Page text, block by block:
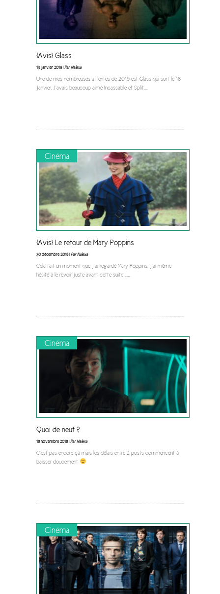
[Avis] Glass
13 janvier 2019 |Par Nalexa
Une de mes nombreuses attentes de 2019 est Glass qui sort le 16
janvier. J’avais beaucoup aimé Incassable et Split....
Cinéma
[Avis] Le retour de Mary Poppins
30 décembre 2018 |Par Nalexa
Cela fait un moment que j’ai regardé Mary Poppins, j’ai même
hésité à le revoir juste avant cette suite …...
Cinéma
Quoi de neuf ?
18 novembre 2018 |Par Nalexa
C’est pas encore çà mais les délais entre 2 posts commencent à
baisser doucement
Cinéma